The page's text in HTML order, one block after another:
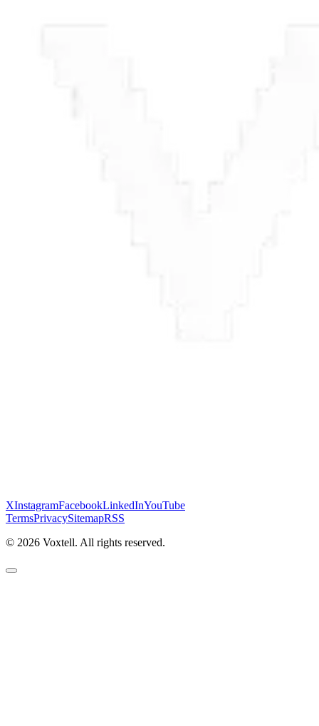
XInstagramFacebookLinkedInYouTube
TermsPrivacySitemapRSS
© 2026 Voxtell. All rights reserved.